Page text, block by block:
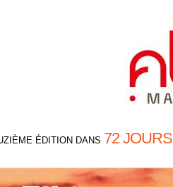
ÉDITION DANS 72 JOURS